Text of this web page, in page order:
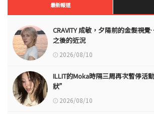
最新報道
CRAVITY 成敏，夕陽前的金髮視
之後的近況
2026/08/10
ILLIT的Moka時隔三周再次暫停
狀”
2026/08/10